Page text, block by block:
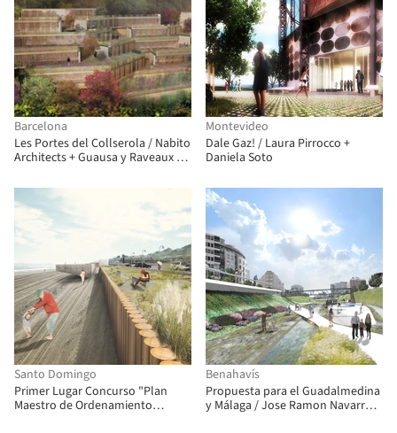
Barcelona
Les Portes del Collserola / Nabito
Architects + Guausa y Raveaux +
Montevideo
Dale Gaz! / Laura Pirrocco +
Daniela Soto
Santo Domingo
Primer Lugar Concurso "Plan
Maestro de Ordenamiento
Benahavís
Propuesta para el Guadalmedina
y Málaga / Jose Ramon Navarro